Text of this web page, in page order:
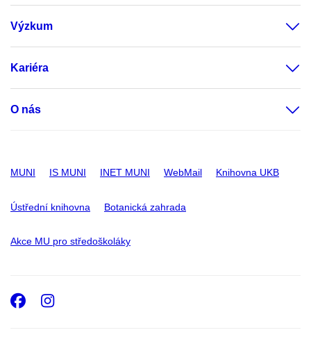
Výzkum
Kariéra
O nás
MUNI IS MUNI INET MUNI WebMail Knihovna UKB
Ústřední knihovna Botanická zahrada
Akce MU pro středoškoláky
Facebook
Instagram